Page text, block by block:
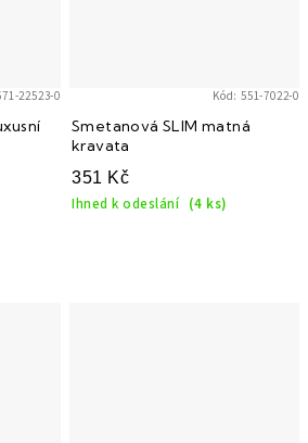
22523-0
Smetanová SLIM matná
kravata
351 Kč
Ihned k odeslání (4 ks)
Kód: 551-7022-0